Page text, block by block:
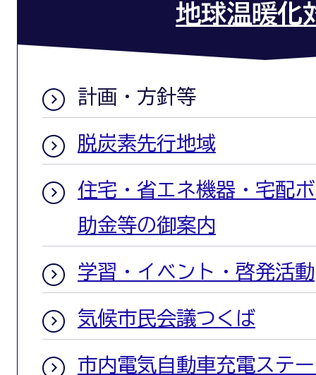
地球温暖化
計画・方針等
脱炭素先行地域
住宅・省エネ機器・宅配
助金等の御案内
学習・イベント・啓発活動
気候市民会議つくば
市内電気自動車充電ステ